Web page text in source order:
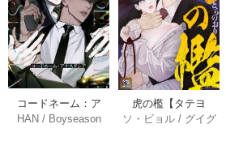
コードネーム：ア
ナスタシア【タテ
HAN/ Boyseason
虎の檻【タテヨ
ミ】 55巻
ソ・ビョル/ グイグ